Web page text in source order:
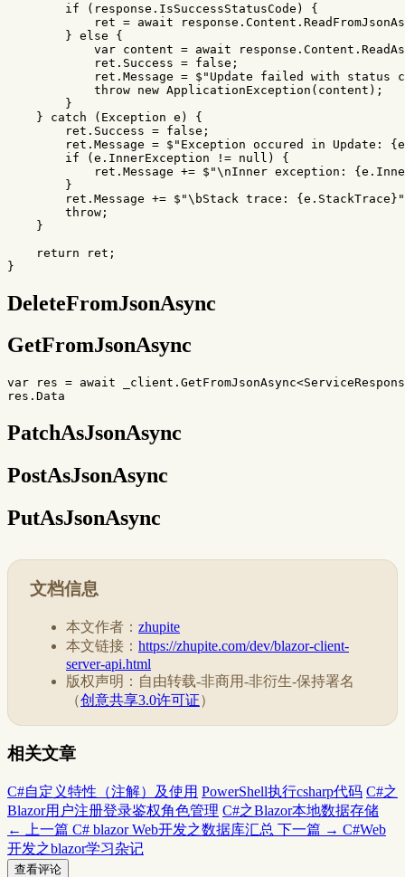
if
( response . IsSuccessStatusCode )
{
ret = await response . Content .
} else
{
var content = await response . Content .
ret . Success = false ;
ret . Message = $"Update failed with status
throw new ApplicationException ( content );
}
}
catch ( Exception e )
{
ret . Success = false ;
ret . Message = $"Exception occured in Update: {e
if
(e . InnerException != null )
{
ret . Message += $"\nInner exception: {e .
}
ret . Message += $"\bStack trace: {e . StackTrace} "
throw ;
}
return
ret ;
}
DeleteFromJsonAsync
GetFromJsonAsync
var res = await _client . GetFromJsonAsync<
res . Data
PatchAsJsonAsync
PostAsJsonAsync
PutAsJsonAsync
文档信息
本文作者： zhupite
本文链接： https://zhupite.com/dev/blazor-client-
server-api.html
版权声明：自由转载-非商用-非衍生-保持署名
（创意共享3.0许可证）
相关文章
C#自定义特性（注解）及使用 PowerShell执行csharp代码 C#之
Blazor用户注册登录鉴权角色管理 C#之Blazor本地数据存储
← 上一篇 C# blazor Web开发之数据库汇总 下一篇 → C#Web
开发之blazor学习杂记
查看评论